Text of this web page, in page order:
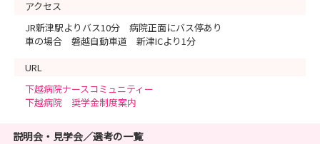
アクセス
JR新津駅よりバス10分 病院正面にバス停あり
車の場合 磐越自動車道 新津ICより1分
URL
下越病院ナースコミュニティー
下越病院 奨学金制度案内
説明会・見学会／選考の一覧